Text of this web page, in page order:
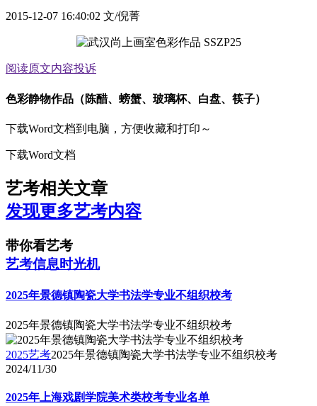
2015-12-07 16:40:02 文/倪菁
阅读原文内容投诉
色彩静物作品（陈醋、螃蟹、玻璃杯、白盘、筷子）
下载Word文档到电脑，方便收藏和打印～
下载Word文档
艺考相关文章
发现更多艺考内容
带你看艺考
艺考信息时光机
2025年景德镇陶瓷大学书法学专业不组织校考
2025年景德镇陶瓷大学书法学专业不组织校考
2025艺考2025年景德镇陶瓷大学书法学专业不组织校考
2024/11/30
2025年上海戏剧学院美术类校考专业名单